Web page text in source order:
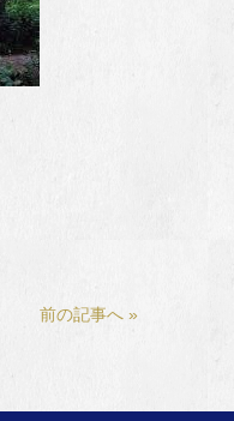
前の記事へ »